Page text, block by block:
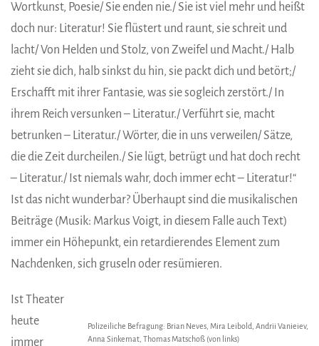
Wortkunst, Poesie/ Sie enden nie./ Sie ist viel mehr und heißt
doch nur: Literatur! Sie flüstert und raunt, sie schreit und
lacht/ Von Helden und Stolz, von Zweifel und Macht./ Halb
zieht sie dich, halb sinkst du hin, sie packt dich und betört;/
Erschafft mit ihrer Fantasie, was sie sogleich zerstört./ In
ihrem Reich versunken – Literatur./ Verführt sie, macht
betrunken – Literatur./ Wörter, die in uns verweilen/ Sätze,
die die Zeit durcheilen./ Sie lügt, betrügt und hat doch recht
– Literatur./ Ist niemals wahr, doch immer echt – Literatur!“
Ist das nicht wunderbar? Überhaupt sind die musikalischen
Beiträge (Musik: Markus Voigt, in diesem Falle auch Text)
immer ein Höhepunkt, ein retardierendes Element zum
Nachdenken, sich gruseln oder resümieren.
Polizeiliche Befragung: Brian Neves, Mira Leibold, Andrii Vanieiev,
Anna Sinkemat, Thomas Matschoß (von links)
Ist Theater
heute
immer